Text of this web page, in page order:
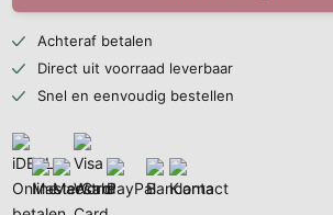
Achteraf betalen
Direct uit voorraad leverbaar
Snel en eenvoudig bestellen